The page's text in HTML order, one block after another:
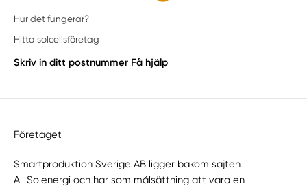
Hur det fungerar?
Hitta solcellsföretag
Skriv in ditt postnummer Få hjälp
Företaget
Smartproduktion Sverige AB ligger bakom sajten
All Solenergi och har som målsättning att vara en